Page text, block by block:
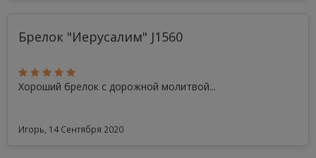
Брелок "Иерусалим" J1560
Хороший брелок с дорожной молитвой...
Игорь, 14 Сентября 2020